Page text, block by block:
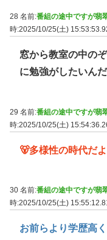
28 名前:番組の途中ですが翡
時:2025/10/25(土)
窓から教室の中の
に勉強がしたいん
29 名前:番組の途中ですが翡
時:2025/10/25(土)
🐻‍多様性の時代だ
30 名前:番組の途中ですが翡
時:2025/10/25(土)
お前らより学歴高